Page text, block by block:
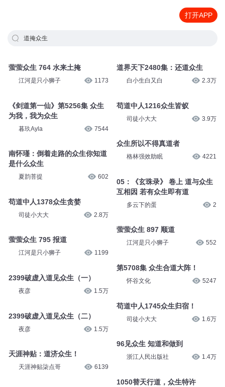
打开APP
道掩众生
萤萤众生 764 水来土掩
江河是只小狮子 1173
《剑道第一仙》第5256集 众生
为我，我为众生
暮玖Ayla 7544
南怀瑾：倒着走路的众生你知道
是什么众生
夏韵菩提 602
苟道中人1378众生贪婪
司徒小大大 2.8万
萤萤众生 795 报道
江河是只小狮子 1199
2399破虚入道见众生（一）
夜彦 1.5万
2399破虚入道见众生（二）
夜彦 1.5万
天涯神贴：道济众生！
天涯神贴柒点哥 6139
道界天下2480集：还道众生
白小生白又白 2.3万
苟道中人1216众生皆蚁
司徒小大大 3.9万
众生所以不得真道者
格林强效助眠 4221
05：《玄珠录》 卷上 道与众生
互相因 若有众生即有道
多云下的蛋 2
萤萤众生 897 顺道
江河是只小狮子 552
第5708集 众生合道大阵！
怀谷文化 5247
苟道中人1745众生归宿！
司徒小大大 1.6万
96见众生 知道和做到
浙江人民出版社 1.4万
1050替天行道，众生特许